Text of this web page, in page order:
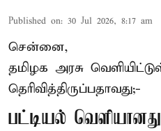
Published on: 30 Jul 2026, 8:17 am
சென்னை,
தமிழக அரசு
தெரிவித்திருப்பதாவது;-
பட்டியல் வெளியானது